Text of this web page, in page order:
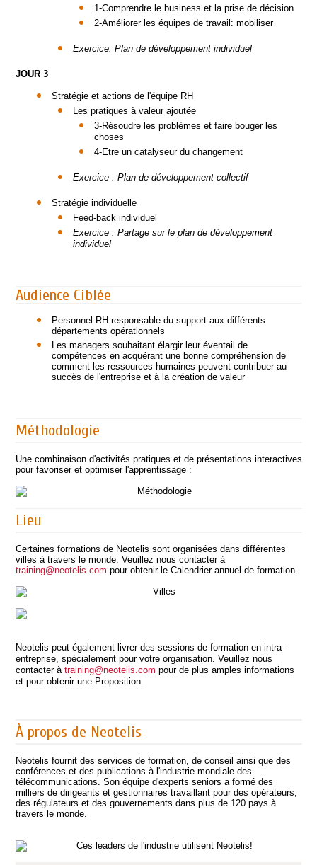
1-Comprendre le business et la prise de décision
2-Améliorer les équipes de travail: mobiliser
Exercice: Plan de développement individuel
JOUR 3
Stratégie et actions de l'équipe RH
Les pratiques à valeur ajoutée
3-Résoudre les problèmes et faire bouger les
choses
4-Etre un catalyseur du changement
Exercice : Plan de développement collectif
Stratégie individuelle
Feed-back individuel
Exercice : Partage sur le plan de développement
individuel
Audience Ciblée
Personnel RH responsable du support aux différents
départements opérationnels
Les managers souhaitant élargir leur éventail de
compétences en acquérant une bonne compréhension de
comment les ressources humaines peuvent contribuer au
succès de l'entreprise et à la création de valeur
Méthodologie
Une combinaison d'activités pratiques et de présentations interactives
pour favoriser et optimiser l'apprentissage :
Lieu
Certaines formations de Neotelis sont organisées dans différentes
villes à travers le monde. Veuillez nous contacter à
training@neotelis.com pour obtenir le Calendrier annuel de formation.
Neotelis peut également livrer des sessions de formation en intra-
entreprise, spécialement pour votre organisation. Veuillez nous
contacter à training@neotelis.com pour de plus amples informations
et pour obtenir une Proposition.
À propos de Neotelis
Neotelis fournit des services de formation, de conseil ainsi que des
conférences et des publications à l'industrie mondiale des
télécommunications. Son équipe d'experts seniors a formé des
milliers de dirigeants et gestionnaires travaillant pour des opérateurs,
des régulateurs et des gouvernements dans plus de 120 pays à
travers le monde.